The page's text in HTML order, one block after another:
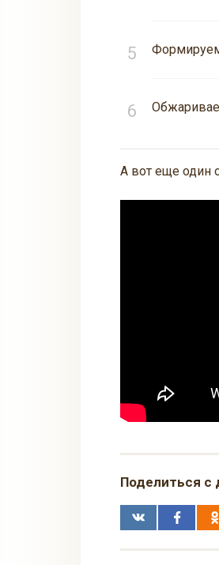
А вот еще один
Поделиться с